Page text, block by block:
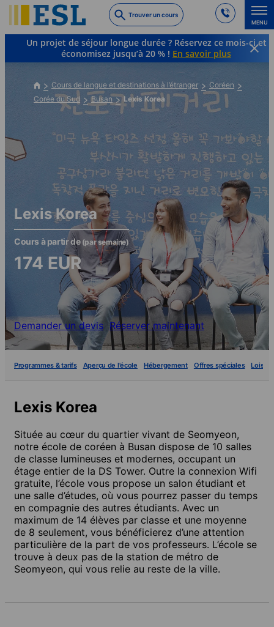
to
main
content
Trouver un cours
MENU
Un projet de séjour longue durée ? Réservez ce mois-ci et
économisez jusqu’à 20 % ! En savoir plus
Cours de langue et destinations à l’étranger
Coréen
Corée du Sud
Busan Lexis Korea
Lexis Korea
Cours à partir de (par semaine)
174 EUR
Demander un devis Réserver maintenant
Programmes & tarifs Aperçu de l'école Hébergement Offres spéciales Loisirs
Lexis Korea
Située au cœur du quartier vivant de Seomyeon,
notre école de coréen à Busan dispose de 10 salles
de classe lumineuses et modernes, occupant un
étage entier de la DS Tower. Outre la connexion Wifi
gratuite, l’école vous propose un salon étudiant et
une salle d’études, où vous pourrez passer du temps
en compagnie des autres étudiants. Avec un
maximum de 14 élèves par classe et une moyenne
de 8 seulement, vous bénéficierez d’une attention
particulière de la part de vos professeurs. L’école se
trouve à deux pas de la station de métro de
Seomyeon, qui vous relie au reste de la ville.